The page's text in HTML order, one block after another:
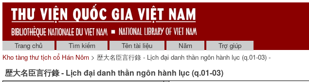
Trang chủ Tìm kiếm Tên tài liệu Năm
Trợ giúp
Kho tàng thư tịch cổ Hán Nôm > 歴大名臣言行錄 - Lịch đại danh thần ngôn hành lục (q.01-03) -
歴大名臣言行錄 - Lịch đại danh thần ngôn hành lục (q.01-03)